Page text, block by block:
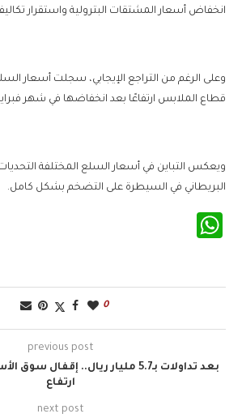
انخفاض أسعار المشتقات البترولية واستقرار
وعلى الرغم من التراجع الإيجابي، سجلت أسعار
قطاع الملابس ارتفاعًا بعد انخفاضها في شهر
ويعكس التباين في أسعار السلع المختلفة التحديات
البريطاني في السيطرة على التضخم بشكل كامل.
0
previous post
بعد تداولات بـ5.7 مليار ريال..
ارتفاع
next post